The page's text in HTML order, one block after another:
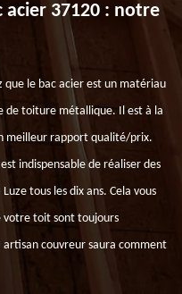
37120 : notre
que le bac acier est un matériau
de toiture métallique. Il est à la
meilleur rapport qualité/prix.
indispensable de réaliser des
tous les dix ans. Cela vous
votre toit sont toujours
couvreur saura comment